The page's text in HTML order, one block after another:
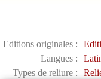
Editions originales :
Langues :
Types de reliure :